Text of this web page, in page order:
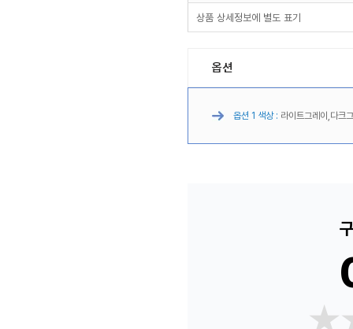
상품 상세정보에 별도 표기
옵션
옵션 1 색상 : 라이트그레이,다크